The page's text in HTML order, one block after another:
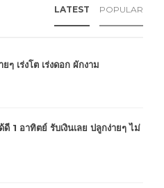
LATEST POPULAR
ๆ เร่งโต เร่งดอก ผักงาม
ดี 1 อาทิตย์ รับเงินเลย ปลูกง่ายๆ ไม่